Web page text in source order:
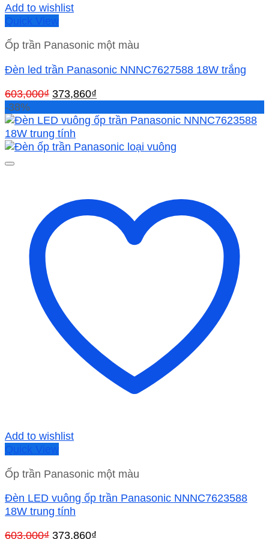
Add to wishlist
Quick View
Ốp trần Panasonic một màu
Đèn led trần Panasonic NNNC7627588 18W trắng
603,000₫ Giá
là:
603,000₫.
373,860₫
tại
373,860₫.
-38%
Add to wishlist
Quick View
Ốp trần Panasonic một màu
Đèn LED vuông ốp trần Panasonic NNNC7623588
18W trung tính
603,000₫ Giá
373,860₫